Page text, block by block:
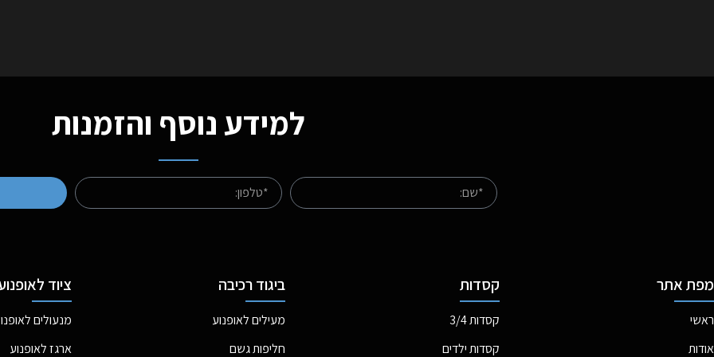
למידע נוסף והזמנות
מפת אתר
ראשי
אודות
קסדות
קסדות 3/4
קסדות ילדים
ביגוד רכיבה
מעילים לאופנוע
חליפות גשם
ציוד
מנעולים
ארגז לאופנוע